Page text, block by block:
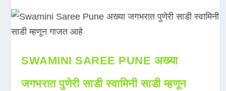
SWAMINI SAREE PUNE अख्या
जगभरात पुणेरी साडी स्वामिनी साडी म्हणून